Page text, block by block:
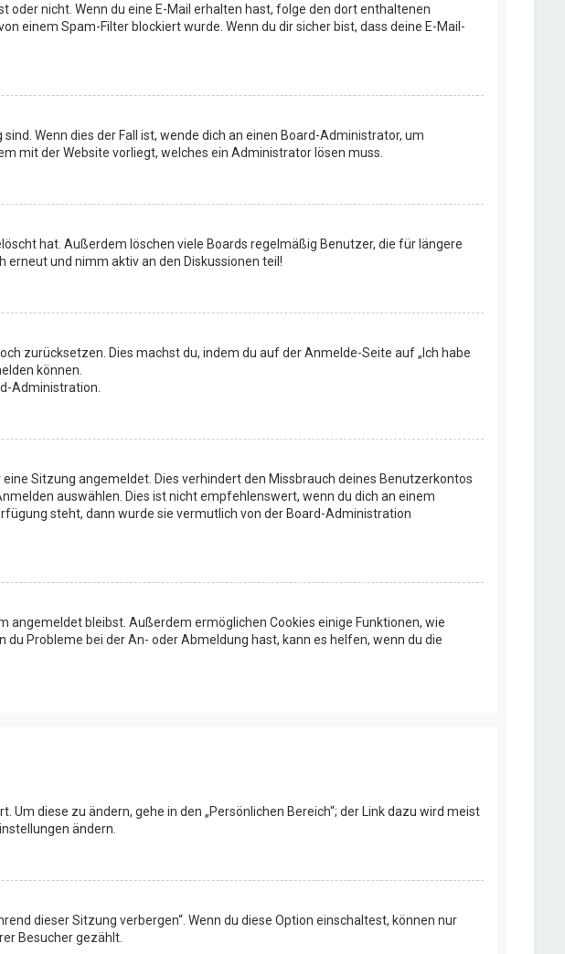
nicht. Wenn du eine E-Mail erhalten hast, folge den dort enthaltenen
einem Spam-Filter blockiert wurde. Wenn du dir sicher bist, dass deine E-Mail-
Wenn dies der Fall ist, wende dich an einen Board-Administrator, um
mit der Website vorliegt, welches ein Administrator lösen muss.
hat. Außerdem löschen viele Boards regelmäßig Benutzer, die für längere
und nimm aktiv an den Diskussionen teil!
zurücksetzen. Dies machst du, indem du auf der Anmelde-Seite auf „Ich habe
können.
Administration.
Sitzung angemeldet. Dies verhindert den Missbrauch deines Benutzerkontos
auswählen. Dies ist nicht empfehlenswert, wenn du dich an einem
steht, dann wurde sie vermutlich von der Board-Administration
angemeldet bleibst. Außerdem ermöglichen Cookies einige Funktionen, wie
Probleme bei der An- oder Abmeldung hast, kann es helfen, wenn du die
diese zu ändern, gehe in den „Persönlichen Bereich“; der Link dazu wird meist
ändern.
dieser Sitzung verbergen“. Wenn du diese Option einschaltest, können nur
Besucher gezählt.